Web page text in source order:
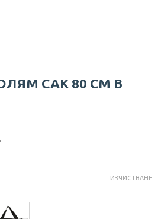
САК 80 СМ В
ИЗЧИСТВАНЕ